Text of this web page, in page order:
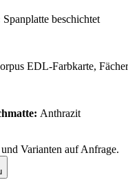
Spanplatte beschichtet
EDL-Farbkarte,
Anthrazit
Varianten auf Anfrage.